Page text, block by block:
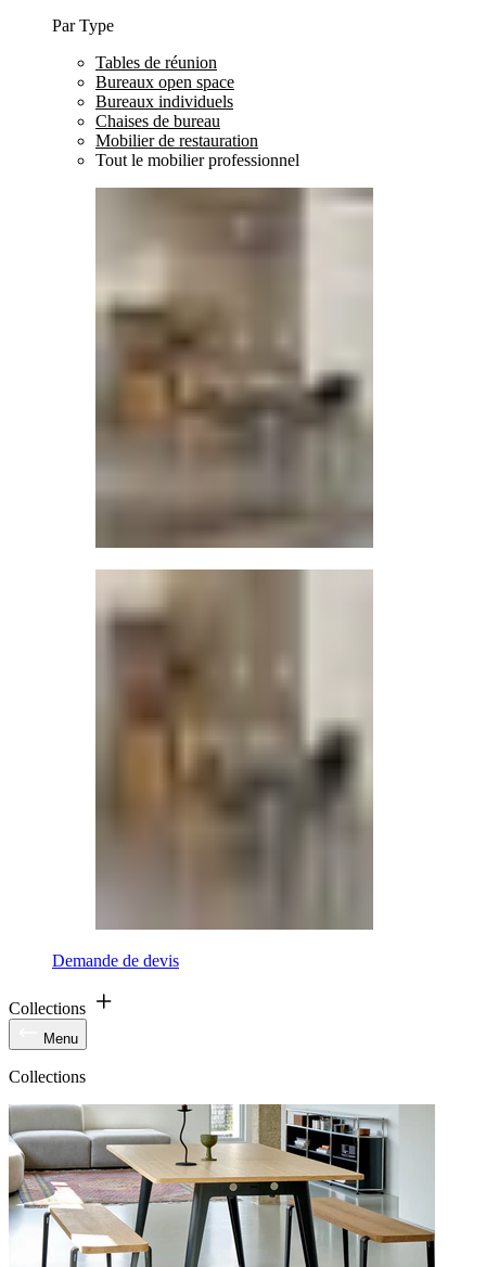
Par Type
Tables de réunion
Bureaux open space
Bureaux individuels
Chaises de bureau
Mobilier de restauration
Tout le mobilier professionnel
Demande de devis
Collections
Menu
Collections